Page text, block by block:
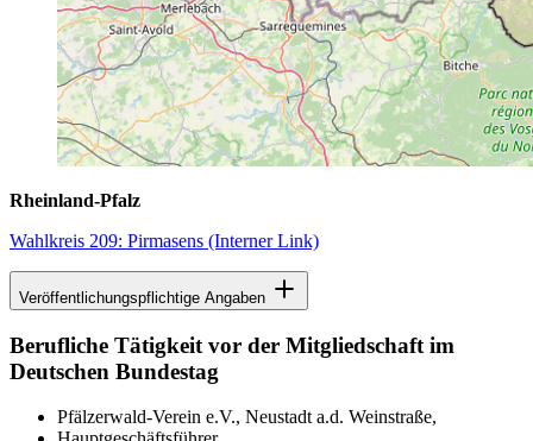
Rheinland-Pfalz
Wahlkreis 209: Pirmasens (Interner Link)
Veröffentlichungspflichtige Angaben
Berufliche Tätigkeit vor der Mitgliedschaft im
Deutschen Bundestag
Pfälzerwald-Verein e.V., Neustadt a.d. Weinstraße,